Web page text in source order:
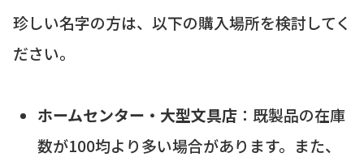
珍しい名字の方は、以下の購入場所を検討してく
ださい。
ホームセンター・大型文具店：既製品の在庫
数が100均より多い場合があります。また、